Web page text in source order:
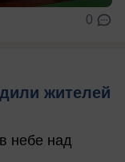
0
жителей
небе над